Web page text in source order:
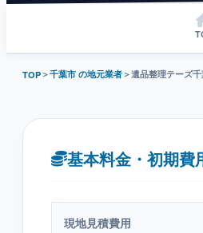
TOP＞千葉市 の地元業者＞遺品整理テーズ
基本料金・初期費
現地見積費用